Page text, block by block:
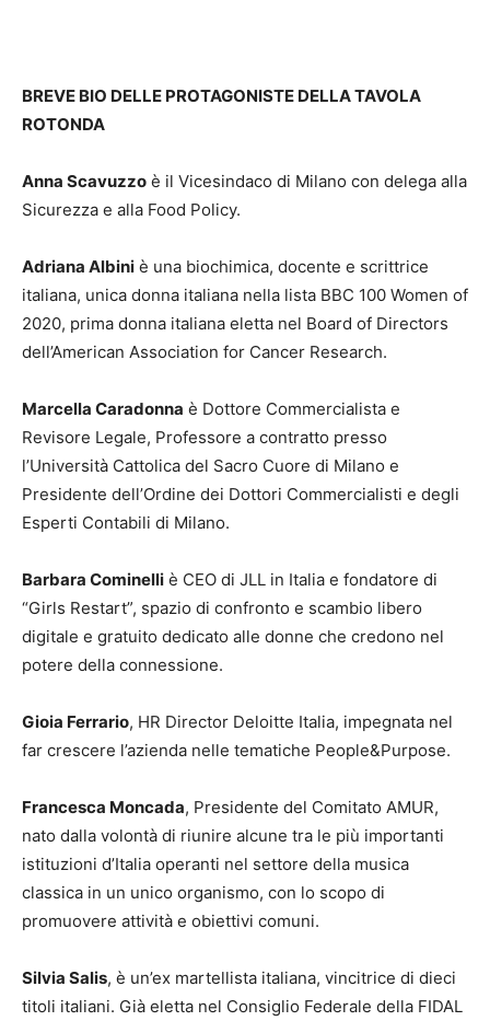
BREVE BIO DELLE PROTAGONISTE DELLA TAVOLA
ROTONDA
Anna Scavuzzo è il Vicesindaco di Milano con delega alla
Sicurezza e alla Food Policy.
Adriana Albini è una biochimica, docente e scrittrice
italiana, unica donna italiana nella lista BBC 100 Women of
2020, prima donna italiana eletta nel Board of Directors
dell’American Association for Cancer Research.
Marcella Caradonna è Dottore Commercialista e
Revisore Legale, Professore a contratto presso
l’Università Cattolica del Sacro Cuore di Milano e
Presidente dell’Ordine dei Dottori Commercialisti e degli
Esperti Contabili di Milano.
Barbara Cominelli è CEO di JLL in Italia e fondatore di
“Girls Restart”, spazio di confronto e scambio libero
digitale e gratuito dedicato alle donne che credono nel
potere della connessione.
Gioia Ferrario, HR Director Deloitte Italia, impegnata nel
far crescere l’azienda nelle tematiche People&Purpose.
Francesca Moncada, Presidente del Comitato AMUR,
nato dalla volontà di riunire alcune tra le più importanti
istituzioni d’Italia operanti nel settore della musica
classica in un unico organismo, con lo scopo di
promuovere attività e obiettivi comuni.
Silvia Salis, è un’ex martellista italiana, vincitrice di dieci
titoli italiani. Già eletta nel Consiglio Federale della FIDAL